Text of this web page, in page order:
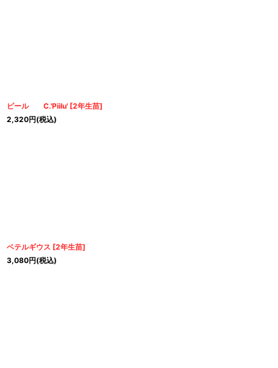
ピール C.'Piilu' [2年生苗]
2,320円(税込)
ベテルギウス [2年生苗]
3,080円(税込)